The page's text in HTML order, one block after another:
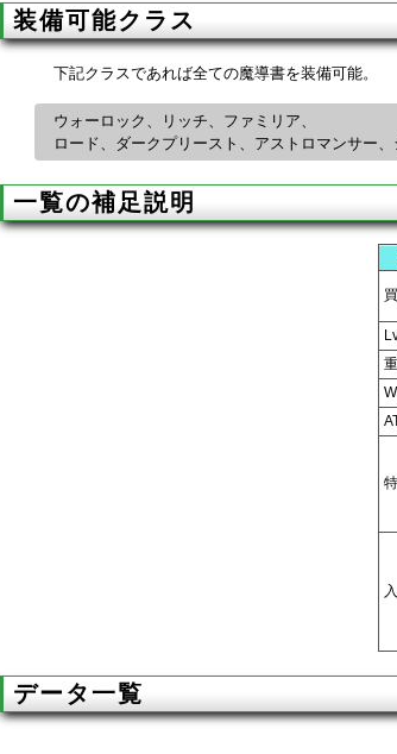
装備可能クラス
下記クラスであれば全ての魔導書を装備可能。
ウォーロック、リッチ、ファミリア、
ロード、ダークプリースト、アストロマンサー
一覧の補足説明
データ一覧